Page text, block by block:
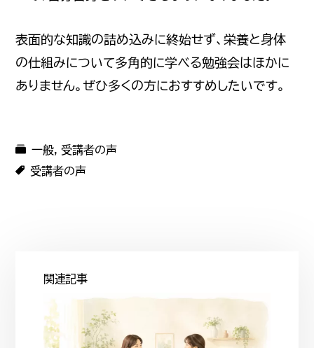
表面的な知識の詰め込みに終始せず、栄養と身体
の仕組みについて多角的に学べる勉強会はほかに
ありません。ぜひ多くの方におすすめしたいです。
一般, 受講者の声
受講者の声
関連記事